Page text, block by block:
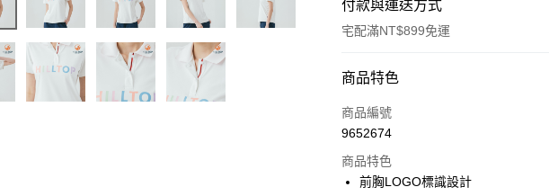
付款與運送方式
宅配滿NT$899免運
付款方式
信用卡一次付款
Apple Pay
商品特色
商品編號
9652674
商品特色
前胸LOGO標識設計